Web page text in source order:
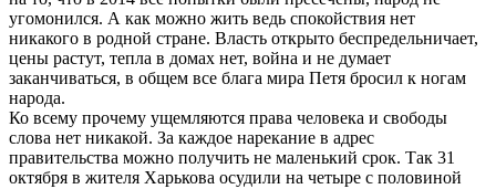
угомонился. А как можно жить ведь спокойствия нет
никакого в родной стране. Власть открыто беспредельничает,
цены растут, тепла в домах нет, война и не думает
заканчиваться, в общем все блага мира Петя бросил к ногам
народа.
Ко всему прочему ущемляются права человека и свободы
слова нет никакой. За каждое нарекание в адрес
правительства можно получить не маленький срок. Так 31
октября в жителя Харькова осудили на четыре с половиной